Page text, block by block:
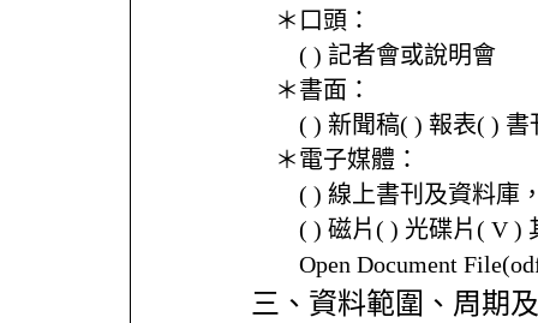
＊口頭：
( ) 記者會或說明會
＊書面：
( ) 新聞稿( ) 報表( ) 書
＊電子媒體：
( ) 線上書刊及資料庫
( ) 磁片( ) 光碟片( V )
Open Document
三、資料範圍、周期